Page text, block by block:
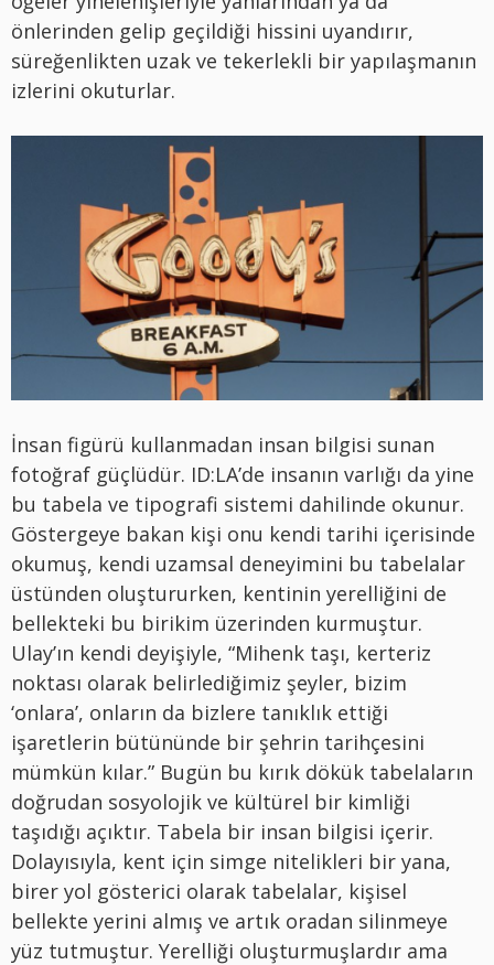
önlerinden gelip geçildiği hissini uyandırır,
süreğenlikten uzak ve tekerlekli bir yapılaşmanın
izlerini okuturlar.
İnsan figürü kullanmadan insan bilgisi sunan
fotoğraf güçlüdür. ID:LA’de insanın varlığı da yine
bu tabela ve tipografi sistemi dahilinde okunur.
Göstergeye bakan kişi onu kendi tarihi içerisinde
okumuş, kendi uzamsal deneyimini bu tabelalar
üstünden oluştururken, kentinin yerelliğini de
bellekteki bu birikim üzerinden kurmuştur.
Ulay’ın kendi deyişiyle, “Mihenk taşı, kerteriz
noktası olarak belirlediğimiz şeyler, bizim
‘onlara’, onların da bizlere tanıklık ettiği
işaretlerin bütününde bir şehrin tarihçesini
mümkün kılar.” Bugün bu kırık dökük tabelaların
doğrudan sosyolojik ve kültürel bir kimliği
taşıdığı açıktır. Tabela bir insan bilgisi içerir.
Dolayısıyla, kent için simge nitelikleri bir yana,
birer yol gösterici olarak tabelalar, kişisel
bellekte yerini almış ve artık oradan silinmeye
yüz tutmuştur. Yerelliği oluşturmuşlardır ama